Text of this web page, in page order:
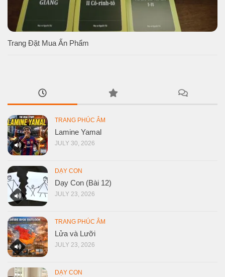
Trang Đặt Mua Ấn Phẩm
TRANG PHÚC ÂM
Lamine Yamal
JULY 30, 2026
DẠY CON
Dạy Con (Bài 12)
JULY 23, 2026
TRANG PHÚC ÂM
Lửa và Lưỡi
JULY 23, 2026
DẠY CON